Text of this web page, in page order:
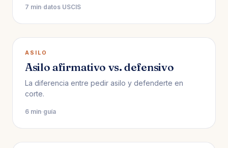
7 min· datos USCIS
ASILO
Asilo afirmativo vs. defensivo
La diferencia entre pedir asilo y defenderte en
corte.
6 min· guía